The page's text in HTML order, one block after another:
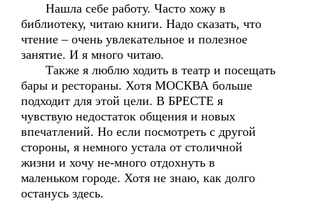
Нашла себе работу. Часто хожу в
библиотеку, читаю книги. Надо сказать, что
чтение – очень увлекательное и полезное
занятие. И я много читаю.
Также я люблю ходить в театр и посещать
бары и рестораны. Хотя МОСКВА больше
подходит для этой цели. В БРЕСТЕ я
чувствую недостаток общения и новых
впечатлений. Но если посмотреть с другой
стороны, я немного устала от столичной
жизни и хочу не-много отдохнуть в
маленьком городе. Хотя не знаю, как долго
останусь здесь.